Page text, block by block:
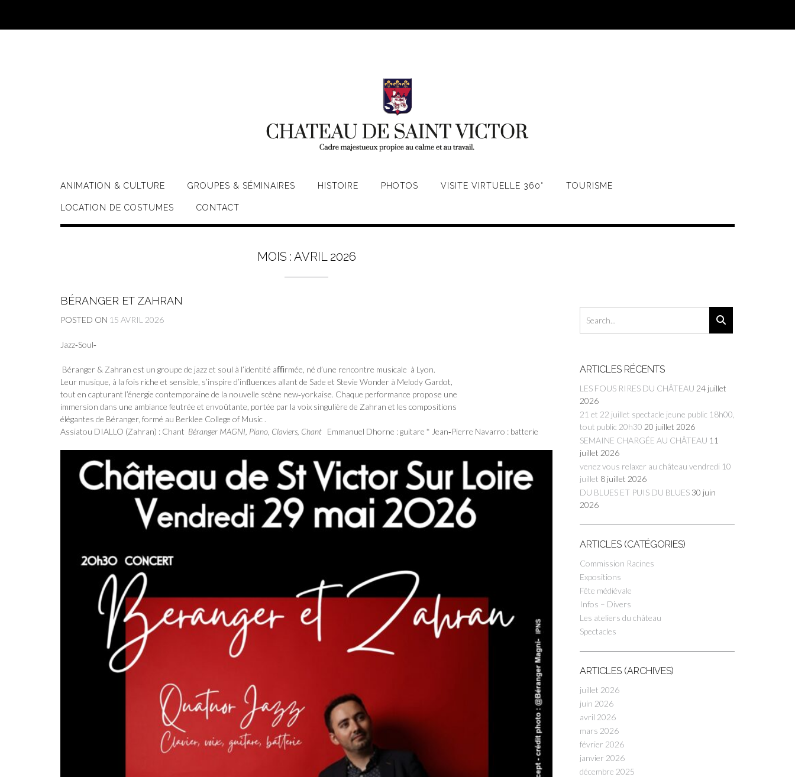
content
ANIMATION & CULTURE GROUPES & SÉMINAIRES HISTOIRE PHOTOS VISITE VIRTUELLE 360° TOURISME
LOCATION DE COSTUMES CONTACT
MOIS : AVRIL 2026
BÉRANGER ET ZAHRAN
POSTED ON 15 AVRIL 2026
Jazz‐Soul‐
Béranger & Zahran est un groupe de jazz et soul à l’identité aﬃrmée, né d’une rencontre musicale à Lyon.
Leur musique, à la fois riche et sensible, s’inspire d’inﬂuences allant de Sade et Stevie Wonder à Melody Gardot,
tout en capturant l’énergie contemporaine de la nouvelle scène new‐yorkaise. Chaque performance propose une
immersion dans une ambiance feutrée et envoûtante, portée par la voix singulière de Zahran et les compositions
élégantes de Béranger, formé au Berklee College of Music .
Assiatou DIALLO (Zahran) : Chant Béranger MAGNI, Piano, Claviers, Chant Emmanuel Dhorne : guitare * Jean‐Pierre Navarro : batterie
ARTICLES RÉCENTS
LES FOUS RIRES DU CHÂTEAU 24 juillet
2026
21 et 22 juillet spectacle jeune public 18h00,
tout public 20h30 20 juillet 2026
SEMAINE CHARGÉE AU CHÂTEAU 11
juillet 2026
venez vous relaxer au château vendredi 10
juillet 8 juillet 2026
DU BLUES ET PUIS DU BLUES30 juin
2026
ARTICLES (CATÉGORIES)
Commission Racines
Expositions
Fête médiévale
Infos – Divers
Les ateliers du château
Spectacles
ARTICLES (ARCHIVES)
juillet 2026
juin 2026
avril 2026
mars 2026
février 2026
janvier 2026
décembre 2025